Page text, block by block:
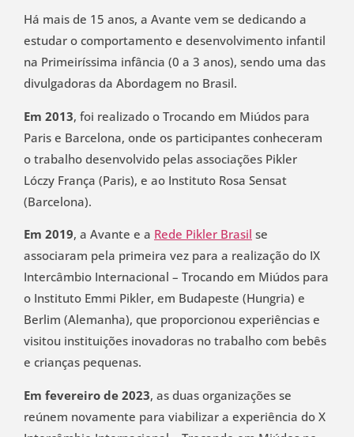
Há mais de 15 anos, a Avante vem se dedicando a
estudar o comportamento e desenvolvimento infantil
na Primeiríssima infância (0 a 3 anos), sendo uma das
divulgadoras da Abordagem no Brasil.
Em 2013, foi realizado o Trocando em Miúdos para
Paris e Barcelona, onde os participantes conheceram
o trabalho desenvolvido pelas associações Pikler
Lóczy França (Paris), e ao Instituto Rosa Sensat
(Barcelona).
Em 2019, a Avante e a Rede Pikler Brasil se
associaram pela primeira vez para a realização do IX
Intercâmbio Internacional – Trocando em Miúdos para
o Instituto Emmi Pikler, em Budapeste (Hungria) e
Berlim (Alemanha), que proporcionou experiências e
visitou instituições inovadoras no trabalho com bebês
e crianças pequenas.
Em fevereiro de 2023, as duas organizações se
reúnem novamente para viabilizar a experiência do X